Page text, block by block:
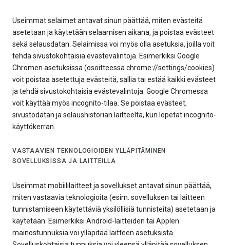
Useimmat selaimet antavat sinun päättää, miten evästeitä
asetetaan ja käytetään selaamisen aikana, ja poistaa evästeet
sekä selausdatan. Selaimissa voi myös olla asetuksia, joilla voit
tehdä sivustokohtaisia evästevalintoja. Esimerkiksi Google
Chromen asetuksissa (osoitteessa chrome://settings/cookies)
voit poistaa asetettuja evästeitä, sallia tai estää kaikki evästeet
ja tehdä sivustokohtaisia evästevalintoja. Google Chromessa
voit käyttää myös incognito-tilaa. Se poistaa evästeet,
sivustodatan ja selaushistorian laitteelta, kun lopetat incognito-
käyttökerran.
VASTAAVIEN TEKNOLOGIOIDEN YLLÄPITÄMINEN
SOVELLUKSISSA JA LAITTEILLA
Useimmat mobiililaitteet ja sovellukset antavat sinun päättää,
miten vastaavia teknologioita (esim. sovelluksen tai laitteen
tunnistamiseen käytettäviä yksilöllisiä tunnisteita) asetetaan ja
käytetään. Esimerkiksi Android-laitteiden tai Applen
mainostunnuksia voi ylläpitää laitteen asetuksista.